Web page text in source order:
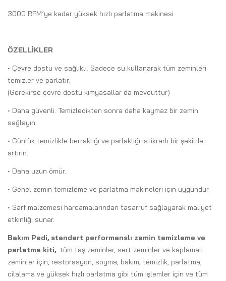
3000 RPM’ye kadar yüksek hızlı parlatma makinesi
ÖZELLİKLER
• Çevre dostu ve sağlıklı. Sadece su kullanarak tüm zeminleri
temizler ve parlatır.
(Gerekirse çevre dostu kimyasallar da mevcuttur)
• Daha güvenli. Temizledikten sonra daha kaymaz bir zemin
sağlayın.
• Günlük temizlikle berraklığı ve parlaklığı istikrarlı bir şekilde
artırın.
• Daha uzun ömür.
• Genel zemin temizleme ve parlatma makineleri için uygundur.
• Sarf malzemesi harcamalarından tasarruf sağlayarak maliyet
etkinliği sunar.
Bakım Pedi, standart performanslı zemin temizleme ve
parlatma kiti, tüm taş zeminler, sert zeminler ve kaplamalı
zeminler için, restorasyon, soyma, bakım, temizlik, parlatma,
cilalama ve yüksek hızlı parlatma gibi tüm işlemler için ve tüm